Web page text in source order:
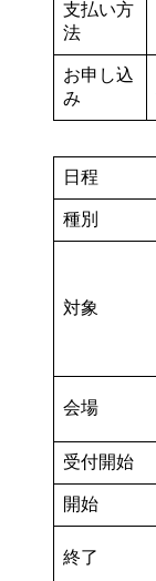
支払い方
法
お申し込
み
日程
種別
対象
会場
受付開始
開始
終了